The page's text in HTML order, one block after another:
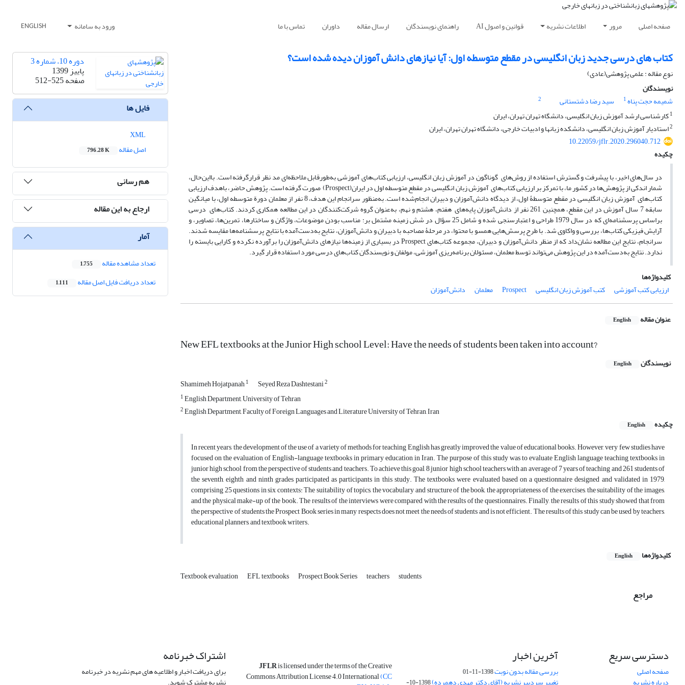
صفحه اصلی مرور اطلاعات نشریه قوانین و اصول AI راهنمای نویسندگان ارسال مقاله داوران تماس با ما ورود به سامانه ENGLISH
کتاب های درسی جدید زبان انگلیسی در مقطع متوسطه اول: آیا نیازهای دانش آموزان دیده شده است؟
نوع مقاله : علمی پژوهشی(عادی)
نویسندگان
شمیمه حجت پناه1 سید رضا دشتستانی
2
1کارشناسی ارشد آموزش زبان انگلیسی، دانشگاه تهران تهران، ایران
2استادیار آموزش زبان انگلیسی، دانشکده زبانها و ادبیات خارجی، دانشگاه تهران تهران، ایران
10.22059/jflr.2020.296040.712
چکیده
در سال‌های اخیر، با پیشرفت و گسترش استفاده از روش‌های گوناگون در آموزش زبان انگلیسی، ارزیابی کتاب‌های آموزشی به‌‌طورقابل‌ ملاحظه‌ای مد نظر قرارگرفته است. بااین‌حال،
شمار اندکی از پژوهش‌ها در کشور ما، با تمرکز بر ارزیابی کتاب‌های آموزش زبان انگلیسی در مقطع متوسطه اول در ایران(Prospect) صورت گرفته است. پژوهش حاضر، باهدف ارزیابی
کتاب‌های آموزش زبان انگلیسی در مقطع متوسطۀ اول، از دیدگاه دانش‌آموزان و دبیران انجام‌شده است. به‌‌منظور سرانجام این هدف، 8 نفر از معلمان دورة متوسطه اول، با میانگین
سابقه 7 سال آموزش در این مقطع، همچنین 261 نفر از دانش‌آموزان پایه‌های هفتم، هشتم و نهم، به‌‌عنوان گروه شرکت‌کنندگان در این مطالعه همکاری کردند. کتاب‌های درسی
براساس پرسشنامه‌ای که در سال 1979 طراحی و اعتبار‌سنجی شده و شامل 25 سؤال در شش زمینه مشتمل بر: مناسب بودن موضوعات، واژگان و ساختارها، تمرین‌ها، تصاویر، و
آرایش فیزیکی کتاب‌ها، بررسی و واکاوی شد. با طرح پرسش‌‌هایی همسو با محتوا، در مرحلۀ مصاحبه با دبیران و دانش‌آموزان، نتایج به‌‌دست‌آمده با نتایج پرسشنامه‌ها مقایسه شدند.
سرانجام، نتایج این مطالعه نشان‌داد که از منظر دانش‌آموزان و دبیران، مجموعه کتاب‌‌های Prospect در بسیاری از زمینه‌ها نیازهای دانش‌آموزان را برآورده نکرده و کارایی بایسته را
ندارد. نتایج به‌‌دست‌آمده در این پژوهش می‌تواند توسط معلمان، مسئولان برنامه‌ریزی آموزشی، مولفان و نویسندگان کتاب‌های درسی مورد استفاده قرار گیرد.
کلیدواژه‌ها
ارزیابی کتب آموزشی
کتب آموزش زبان انگلیسی Prospect معلمان دانش‌آموزان
عنوان مقاله English
New EFL textbooks at the Junior High school Level: Have the needs of students been taken into account?
نویسندگان English
Shamimeh Hojatpanah1 Seyed Reza Dashtestani2
1English Department, University of Tehran
2English Department, Faculty of Foreign Languages and Literature University of Tehran, Iran
چکیده
English
In recent years, the development of the use of a variety of methods for teaching English has greatly improved the value of educational books. However, very few studies have
focused on the evaluation of English-language textbooks in primary education in Iran. The purpose of this study was to evaluate English language teaching textbooks in
junior high school from the perspective of students and teachers. To achieve this goal, 8 junior high school teachers with an average of 7 years of teaching and 261 students of
the seventh, eighth and ninth grades participated as participants in this study. The textbooks were evaluated based on a questionnaire designed and validated in 1979,
comprising 25 questions in six contexts: The suitability of topics, the vocabulary and structure of the book, the appropriateness of the exercises, the suitability of the images,
and the physical make-up of the book. The results of the interviews were compared with the results of the questionnaires. Finally, the results of this study showed that from
the perspective of students the Prospect Book series in many respects does not meet the needs of students and is not efficient. The results of this study can be used by teachers,
educational planners, and textbook writers.
کلیدواژه‌ها English
Textbook evaluation EFL textbooks Prospect Book Series teachers students
مراجع
دوره 10، شماره 3
پاییز 1399
صفحه512-525
فایل ها
اصل مقاله
796.28 K
هم رسانی
ارجاع به این مقاله
آمار
تعداد مشاهده مقاله 1,755
تعداد دریافت فایل اصل مقاله 1,111
دسترسی سریع
صفحه اصلی
آخرین اخبار
بررسی مقاله بدون نوبت1398-11-01
JFLRis licensed under the terms of the Creative
Commons Attribution License 4.0 International(CC
اشتراک خبرنامه
برای دریافت اخبار و اطلاعیه های مهم نشریه در خبرنامه